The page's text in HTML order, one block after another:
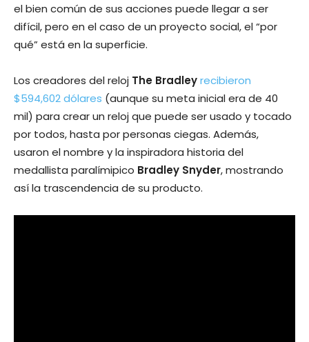
el bien común de sus acciones puede llegar a ser
difícil, pero en el caso de un proyecto social, el “por
qué” está en la superficie.
Los creadores del reloj The Bradleyrecibieron
$594,602 dólares (aunque su meta inicial era de 40
mil) para crear un reloj que puede ser usado y tocado
por todos, hasta por personas ciegas. Además,
usaron el nombre y la inspiradora historia del
medallista paralímipico Bradley Snyder, mostrando
así la trascendencia de su producto.